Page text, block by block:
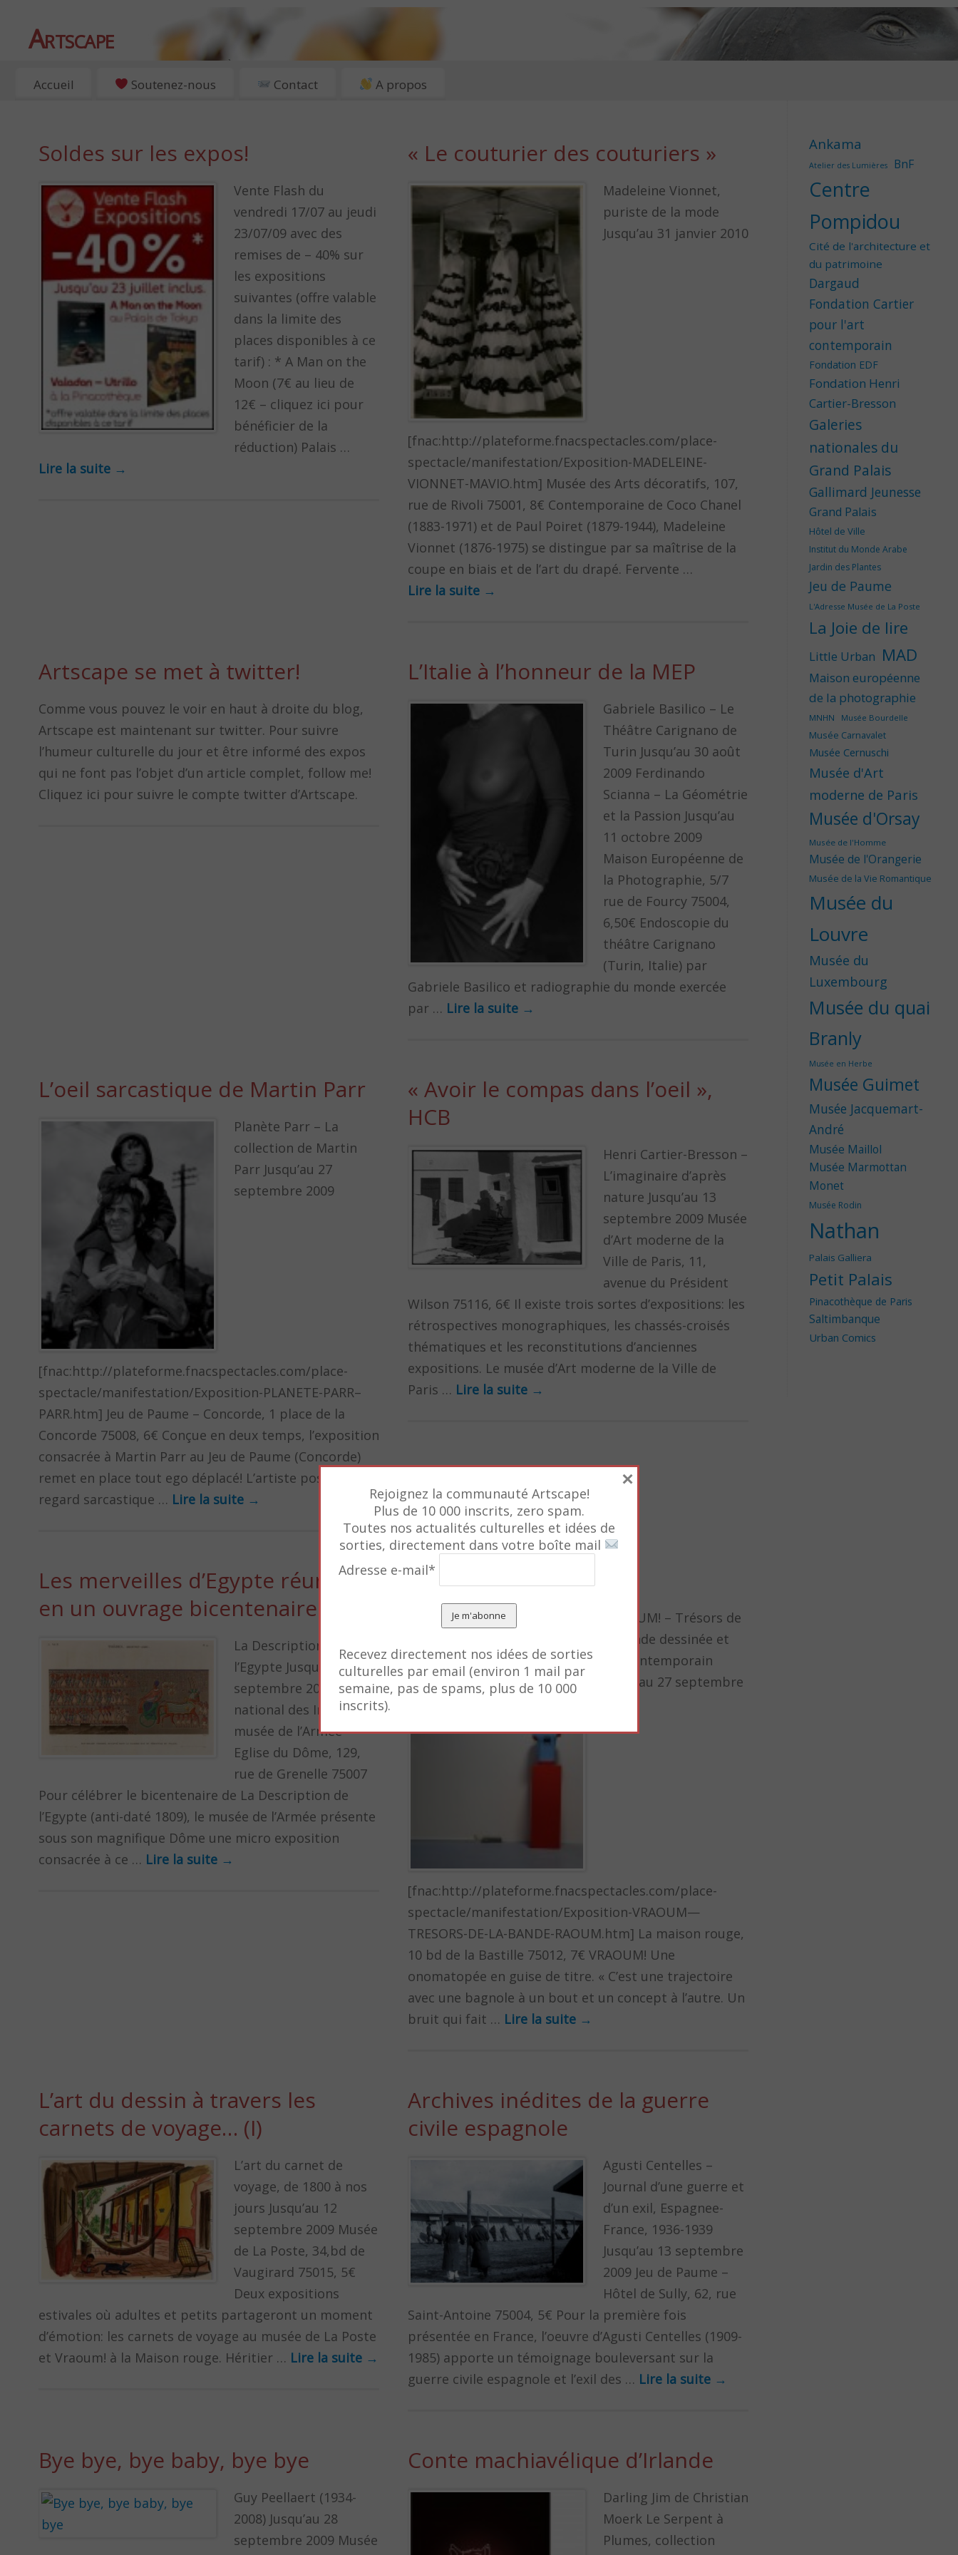
Artscape
EXPOSITIONS, ART ET CULTURE À PARIS
Accueil Soutenez-nous Contact A propos
Soldes sur les expos!
Vente Flash du
vendredi 17/07 au jeudi
23/07/09 avec des
remises de – 40% sur
les expositions
suivantes (offre valable
dans la limite des
places disponibles à ce
tarif) : * A Man on the
Moon (7€ au lieu de
12€ – cliquez ici pour
bénéficier de la
réduction) Palais …
Lire la suite →
« Le couturier des couturiers »
Madeleine Vionnet,
puriste de la mode
Jusqu’au 31 janvier 2010
[fnac:http://plateforme.fnacspectacles.com/place-
spectacle/manifestation/Exposition-MADELEINE-
VIONNET-MAVIO.htm] Musée des Arts décoratifs, 107,
rue de Rivoli 75001, 8€ Contemporaine de Coco Chanel
(1883-1971) et de Paul Poiret (1879-1944), Madeleine
Vionnet (1876-1975) se distingue par sa maîtrise de la
coupe en biais et de l’art du drapé. Fervente …
Lire la suite →
Artscape se met à twitter!
Comme vous pouvez le voir en haut à droite du blog,
Artscape est maintenant sur twitter. Pour suivre
l’humeur culturelle du jour et être informé des expos
qui ne font pas l’objet d’un article complet, follow me!
Cliquez ici pour suivre le compte twitter d’Artscape.
L’Italie à l’honneur de la MEP
Gabriele Basilico – Le
Théâtre Carignano de
Turin Jusqu’au 30 août
2009 Ferdinando
Scianna – La Géométrie
et la Passion Jusqu’au
11 octobre 2009
Maison Européenne de
la Photographie, 5/7
rue de Fourcy 75004,
6,50€ Endoscopie du
théâtre Carignano
(Turin, Italie) par
Gabriele Basilico et radiographie du monde exercée
par … Lire la suite →
L’oeil sarcastique de Martin Parr
Planète Parr – La
collection de Martin
Parr Jusqu’au 27
septembre 2009
[fnac:http://plateforme.fnacspectacles.com/place-
spectacle/manifestation/Exposition-PLANETE-PARR–
PARR.htm] Jeu de Paume – Concorde, 1 place de la
Concorde 75008, 6€ Conçue en deux temps, l’exposition
consacrée à Martin Parr au Jeu de Paume (Concorde)
remet en place tout ego déplacé! L’artiste pose un
regard sarcastique … Lire la suite →
« Avoir le compas dans l’oeil »,
HCB
Henri Cartier-Bresson –
L’imaginaire d’après
nature Jusqu’au 13
septembre 2009 Musée
d’Art moderne de la
Ville de Paris, 11,
avenue du Président
Wilson 75116, 6€ Il existe trois sortes d’expositions: les
rétrospectives monographiques, les chassés-croisés
thématiques et les reconstitutions d’anciennes
expositions. Le musée d’Art moderne de la Ville de
Paris … Lire la suite →
Les merveilles d’Egypte réunies
en un ouvrage bicentenaire
La Description de
l’Egypte Jusqu’au 21
septembre 2009 Hôtel
national des Invalides,
musée de l’Armée –
Eglise du Dôme, 129,
rue de Grenelle 75007
Pour célébrer le bicentenaire de La Description de
l’Egypte (anti-daté 1809), le musée de l’Armée présente
sous son magnifique Dôme une micro exposition
consacrée à ce … Lire la suite →
… et de la BD (II)
VRAOUM! – Trésors de
la bande dessinée et
art contemporain
Jusqu’au 27 septembre
[fnac:http://plateforme.fnacspectacles.com/place-
spectacle/manifestation/Exposition-VRAOUM—
TRESORS-DE-LA-BANDE-RAOUM.htm] La maison rouge,
10 bd de la Bastille 75012, 7€ VRAOUM! Une
onomatopée en guise de titre. « C’est une trajectoire
avec une bagnole à un bout et un concept à l’autre. Un
bruit qui fait … Lire la suite →
L’art du dessin à travers les
carnets de voyage… (I)
L’art du carnet de
voyage, de 1800 à nos
jours Jusqu’au 12
septembre 2009 Musée
de La Poste, 34,bd de
Vaugirard 75015, 5€
Deux expositions
estivales où adultes et petits partageront un moment
d’émotion: les carnets de voyage au musée de La Poste
et Vraoum! à la Maison rouge. Héritier … Lire la suite →
Archives inédites de la guerre
civile espagnole
Agusti Centelles –
Journal d’une guerre et
d’un exil, Espagnee-
France, 1936-1939
Jusqu’au 13 septembre
2009 Jeu de Paume –
Hôtel de Sully, 62, rue
Saint-Antoine 75004, 5€ Pour la première fois
présentée en France, l’oeuvre d’Agusti Centelles (1909-
1985) apporte un témoignage bouleversant sur la
guerre civile espagnole et l’exil des … Lire la suite →
Bye bye, bye baby, bye bye
Guy Peellaert (1934-
2008) Jusqu’au 28
septembre 2009 Musée
Conte machiavélique d’Irlande
Darling Jim de Christian
Moerk Le Serpent à
Plumes, collection
Ankama
Atelier des Lumières BnF
Centre
Pompidou
Cité de l'architecture et
du patrimoine
Dargaud
Fondation Cartier
pour l'art
contemporain
Fondation EDF
Fondation Henri
Cartier-Bresson
Galeries
nationales du
Grand Palais
Gallimard Jeunesse
Grand Palais
Hôtel de Ville
Institut du Monde Arabe
Jardin des Plantes
Jeu de Paume
L'Adresse Musée de La Poste
La Joie de lire
Little Urban MAD
Maison européenne
de la photographie
MNHN Musée Bourdelle
Musée Carnavalet
Musée Cernuschi
Musée d'Art
moderne de Paris
Musée d'Orsay
Musée de l'Homme
Musée de l'Orangerie
Musée de la Vie Romantique
Musée du
Louvre
Musée du
Luxembourg
Musée du quai
Branly
Musée en Herbe
Musée Guimet
Musée Jacquemart-
André
Musée Maillol
Musée Marmottan
Monet
Musée Rodin
Nathan
Palais Galliera
Petit Palais
Pinacothèque de Paris
Saltimbanque
Urban Comics
Rejoignez la communauté Artscape!
Plus de 10 000 inscrits, zero spam.
Toutes nos actualités culturelles et idées de
sorties, directement dans votre boîte mail
Adresse e-mail*
Recevez directement nos idées de sorties
culturelles par email (environ 1 mail par
semaine, pas de spams, plus de 10 000
inscrits).
×